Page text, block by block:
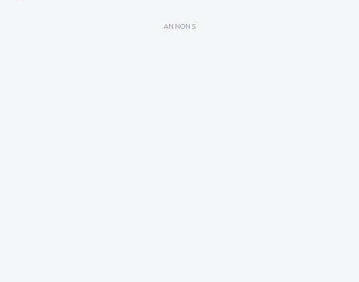
ANNONS